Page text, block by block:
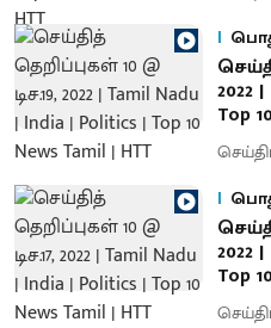
2022
Top
2022
Top